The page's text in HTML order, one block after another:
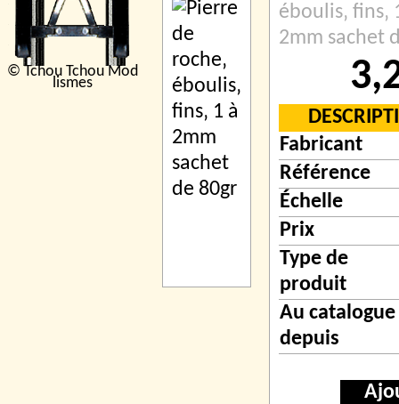
© Tchou Tchou Mod
lismes
éboulis‚ fins‚
2mm sachet
Fabricant
Référence
Échelle
Prix
Type de
produit
Au catalogue
depuis